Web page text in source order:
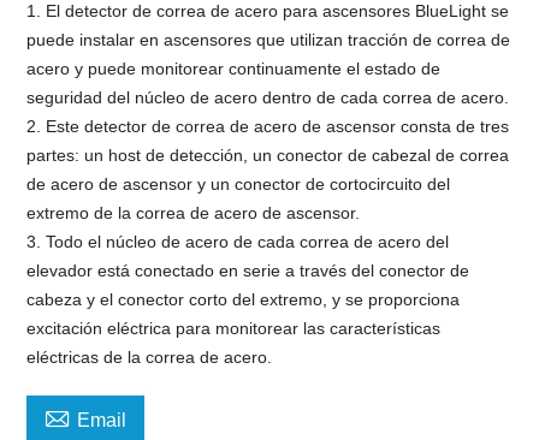
1. El detector de correa de acero para ascensores BlueLight se
puede instalar en ascensores que utilizan tracción de correa de
acero y puede monitorear continuamente el estado de
seguridad del núcleo de acero dentro de cada correa de acero.
2. Este detector de correa de acero de ascensor consta de tres
partes: un host de detección, un conector de cabezal de correa
de acero de ascensor y un conector de cortocircuito del
extremo de la correa de acero de ascensor.
3. Todo el núcleo de acero de cada correa de acero del
elevador está conectado en serie a través del conector de
cabeza y el conector corto del extremo, y se proporciona
excitación eléctrica para monitorear las características
eléctricas de la correa de acero.
 Email